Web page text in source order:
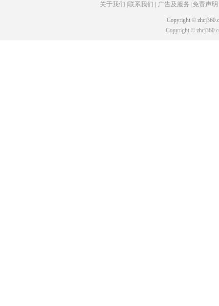
关于我们 |联系我们 | 广告及服务 |免责声明
Copyright ©
Copyright ©